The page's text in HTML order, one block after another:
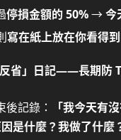
停損金額的 50%→今
寫在紙上放在你看得
反省」日記——長期防
記錄：
「我今天有
是什麼？我做了什麼